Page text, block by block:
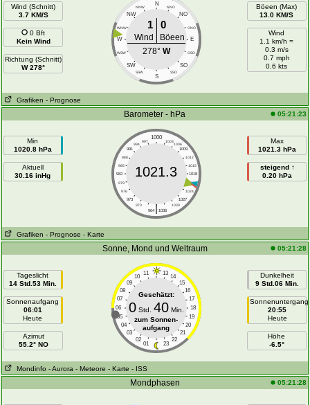
Wind (Schnitt)
3.7 KM/S
0 Bft
Kein Wind
Richtung (Schnitt)
W 278°
N
NNW NNO
NW NO
WNW ONO
W E
WSW OSO
SW SO
SSW SSO
S
1 0
Wind
Böeen
278° W
Böeen (Max)
13.0 KM/S
Wind
1.1 km/h =
0.3 m/s
0.7 mph
0.6 kts
Grafiken - Prognose
Barometer - hPa 05:21:23
Min
1020.8 hPa
Aktuell
30.16 inHg
1000
997 1003
994
1006
991
1009
988
1012
985
1015
982
1018
979
1021
976
1024
973
1027
970
1030
|
964 1036
1021.3
Max
1021.3 hPa
steigend ↑
0.20 hPa
Grafiken - Prognose - Karte
Sonne, Mond und Weltraum 05:21:28
Tageslicht
14 Std.53 Min.
Sonnenaufgang
06:01
Heute
Azimut
55.2° NO
11 13
10
14
09
15
08
16
07
17
06
18
05
19
04
20
03
21
02
22
01 23
Geschätzt:
0Std. 40Min.
zum Sonnen-
aufgang
Dunkelheit
9 Std.06 Min.
Sonnenuntergang
20:55
Heute
Höhe
-6.5°
Mondinfo - Aurora - Meteore - Karte - ISS
Mondphasen 05:21:28